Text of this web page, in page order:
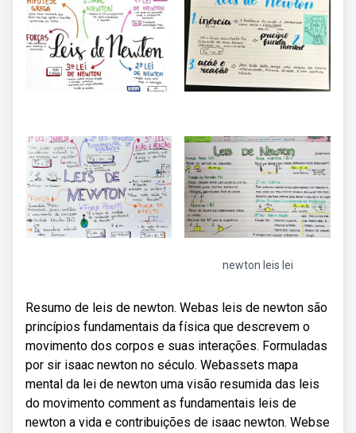
newton leis lei
Resumo de leis de newton. Webas leis de newton são
princípios fundamentais da física que descrevem o
movimento dos corpos e suas interações. Formuladas
por sir isaac newton no século. Webassets mapa
mental da lei de newton uma visão resumida das leis
do movimento comment as fundamentais leis de
newton a vida e contribuições de isaac newton. Webse